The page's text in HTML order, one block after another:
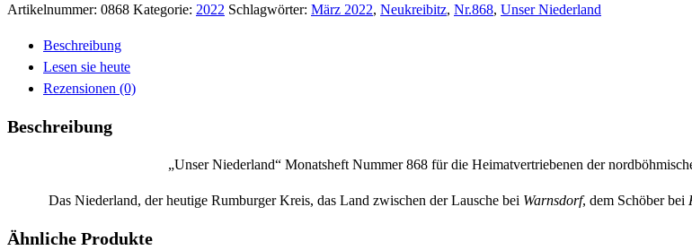
Artikelnummer: 0868 Kategorie: 2022 Schlagwörter: März 2022, Neukreibitz, Nr.868, Unser Niederland
Beschreibung
Lesen sie heute
Rezensionen (0)
Beschreibung
„Unser Niederland“ Monatsheft Nummer 868 für die Heimatvertriebenen der
Das Niederland, der heutige Rumburger Kreis, das Land zwischen der Lausche bei Warnsdorf, dem Schöber bei
Ähnliche Produkte